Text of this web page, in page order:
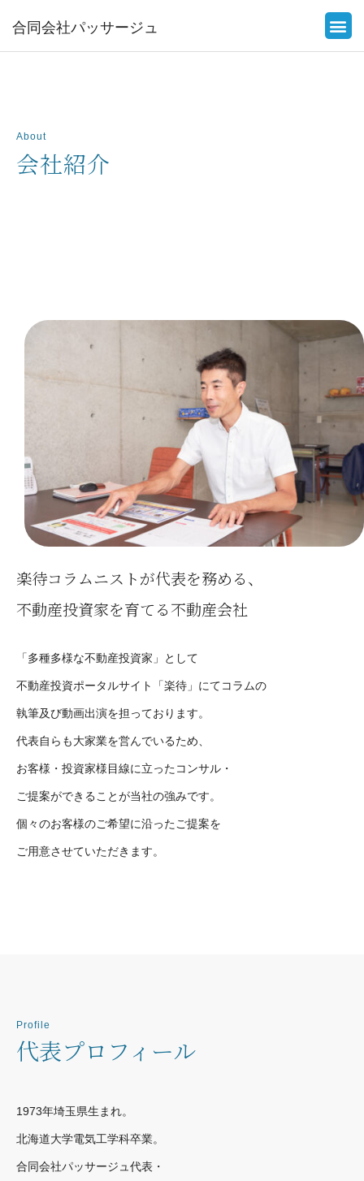
合同会社パッサージュ
About
会社紹介
楽待コラムニストが代表を務める、
不動産投資家を育てる不動産会社
「多種多様な不動産投資家」として
不動産投資ポータルサイト「楽待」にてコラムの
執筆及び動画出演を担っております。
代表自らも大家業を営んでいるため、
お客様・投資家様目線に立ったコンサル・
ご提案ができることが当社の強みです。
個々のお客様のご希望に沿ったご提案を
ご用意させていただきます。
Profile
代表プロフィール
1973年埼玉県生まれ。
北海道大学電気工学科卒業。
合同会社パッサージュ代表・